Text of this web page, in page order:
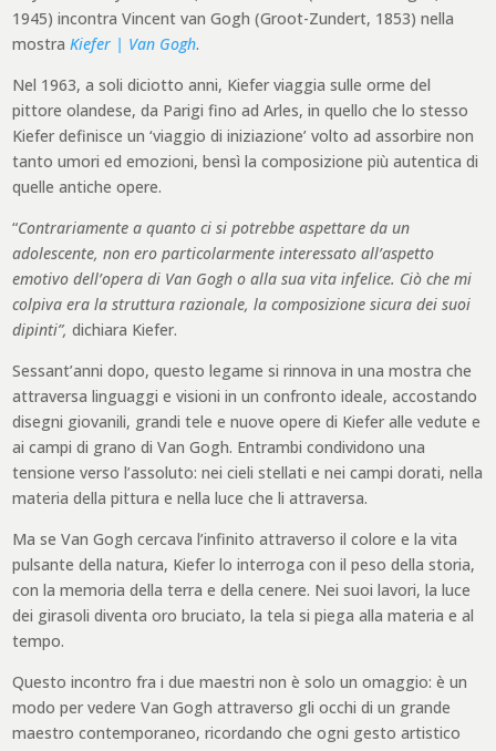
1945) incontra Vincent van Gogh (Groot-Zundert, 1853) nella
mostraKiefer | Van Gogh.
Nel 1963, a soli diciotto anni, Kiefer viaggia sulle orme del
pittore olandese, da Parigi fino ad Arles, in quello che lo stesso
Kiefer definisce un ‘viaggio di iniziazione’ volto ad assorbire non
tanto umori ed emozioni, bensì la composizione più autentica di
quelle antiche opere.
“Contrariamente a quanto ci si potrebbe aspettare da un
adolescente, non ero particolarmente interessato all’aspetto
emotivo dell’opera di Van Gogh o alla sua vita infelice. Ciò che mi
colpiva era la struttura razionale, la composizione sicura dei suoi
dipinti”, dichiara Kiefer.
Sessant’anni dopo, questo legame si rinnova in una mostra che
attraversa linguaggi e visioni in un confronto ideale, accostando
disegni giovanili, grandi tele e nuove opere di Kiefer alle vedute e
ai campi di grano di Van Gogh. Entrambi condividono una
tensione verso l’assoluto: nei cieli stellati e nei campi dorati, nella
materia della pittura e nella luce che li attraversa.
Ma se Van Gogh cercava l’infinito attraverso il colore e la vita
pulsante della natura, Kiefer lo interroga con il peso della storia,
con la memoria della terra e della cenere. Nei suoi lavori, la luce
dei girasoli diventa oro bruciato, la tela si piega alla materia e al
tempo.
Questo incontro fra i due maestri non è solo un omaggio: è un
modo per vedere Van Gogh attraverso gli occhi di un grande
maestro contemporaneo, ricordando che ogni gesto artistico